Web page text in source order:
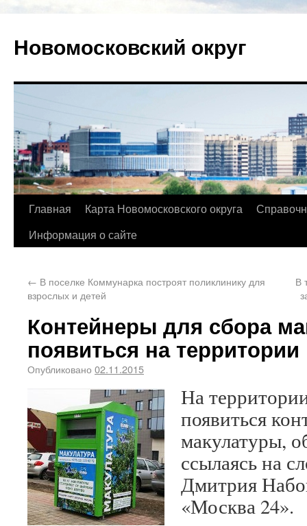
Новомосковский округ
Главная Карта Новомосковского округа
Информация о сайте
← В поселке Коммунарка построят поликлинику для
взрослых и детей
В
Контейнеры для сбора
появиться на
Опубликовано 02.11.2015
На
появиться
макулатуры,
ссылаясь на
Дмитрия
«Москва 24».